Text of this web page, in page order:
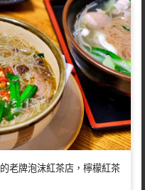
老牌泡沫紅茶店，檸檬紅茶